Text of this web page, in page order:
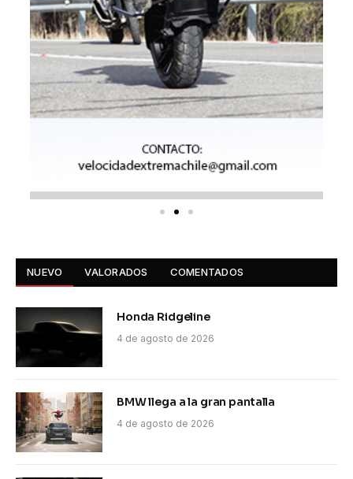
NUEVO VALORADOS COMENTADOS
Honda Ridgeline
4 de agosto de 2026
BMW llega a la gran pantalla
4 de agosto de 2026